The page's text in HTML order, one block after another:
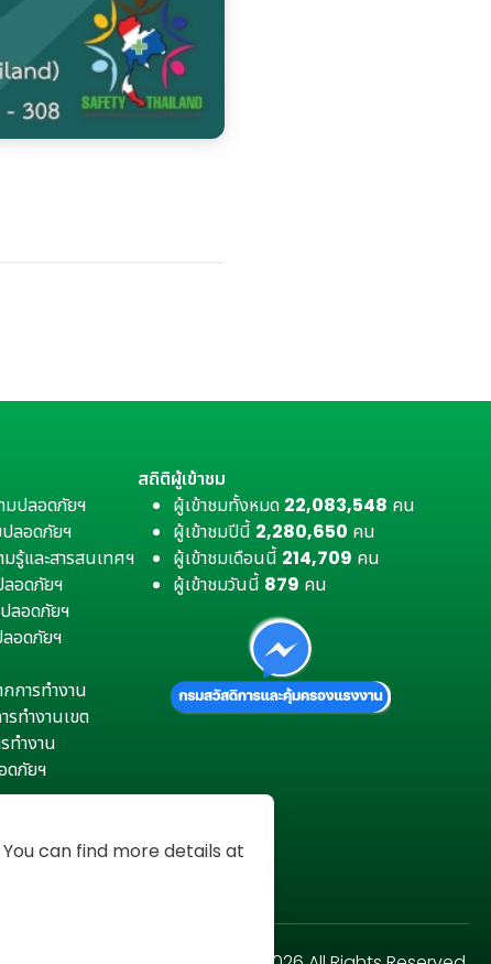
มปลอดภัยฯ
ลอดภัยฯ
รู้และสารสนเทศฯ
อดภัยฯ
ลอดภัยฯ
อดภัยฯ
การทำงาน
ทำงานเขต
ทำงาน
ดภัยฯ
สถิติผู้เข้าชม
ผู้เข้าชมทั้งหมด 22,083,548 คน
ผู้เข้าชมปีนี้ 2,280,650 คน
ผู้เข้าชมเดือนนี้ 214,709 คน
ผู้เข้าชมวันนี้ 879 คน
can find more details at